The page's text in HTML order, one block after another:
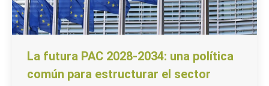
La futura PAC 2028-2034: una política
común para estructurar el sector